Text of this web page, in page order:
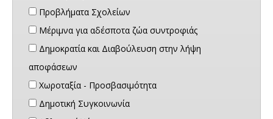
Προβλήματα Σχολείων
Μέριμνα για αδέσποτα ζώα συντροφιάς
Δημοκρατία και Διαβούλευση στην λήψη
αποφάσεων
Χωροταξία - Προσβασιμότητα
Δημοτική Συγκοινωνία